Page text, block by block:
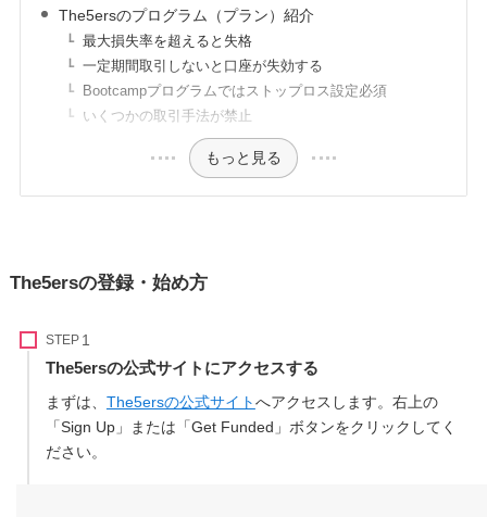
The5ersのプログラム（プラン）紹介
最大損失率を超えると失格
一定期間取引しないと口座が失効する
Bootcampプログラムではストップロス設定必須
いくつかの取引手法が禁止
もっと見る
The5ersの登録・始め方
STEP
The5ersの公式サイトにアクセスする
まずは、 The5ersの公式サイトへアクセスします。右上の
「Sign Up」または「Get Funded」ボタンをクリックしてく
ださい。